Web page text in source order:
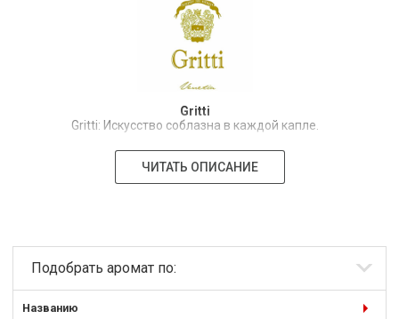
Gritti
Gritti: Искусство соблазна в каждой капле.
Представляем Вам Gritti – бренд, который воплощает в
себе смелую женственность, изысканную
элегантность и неповторимый шарм. Наша женская
сочетают редкие и драгоценные ингредиенты. Мы
ЧИТАТЬ ОПИСАНИЕ
Подобрать аромат по:
Названию